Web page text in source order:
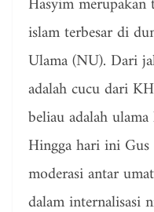
islam terbesar di
Ulama (NU). Dari
adalah cucu dari
beliau adalah
Hingga hari ini
moderasi antar
dalam internalisasi